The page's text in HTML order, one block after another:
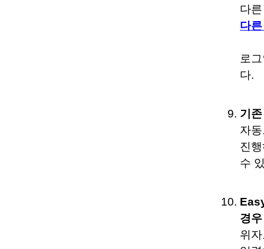
다
다
로
다.
기
자
진
수
경우
위